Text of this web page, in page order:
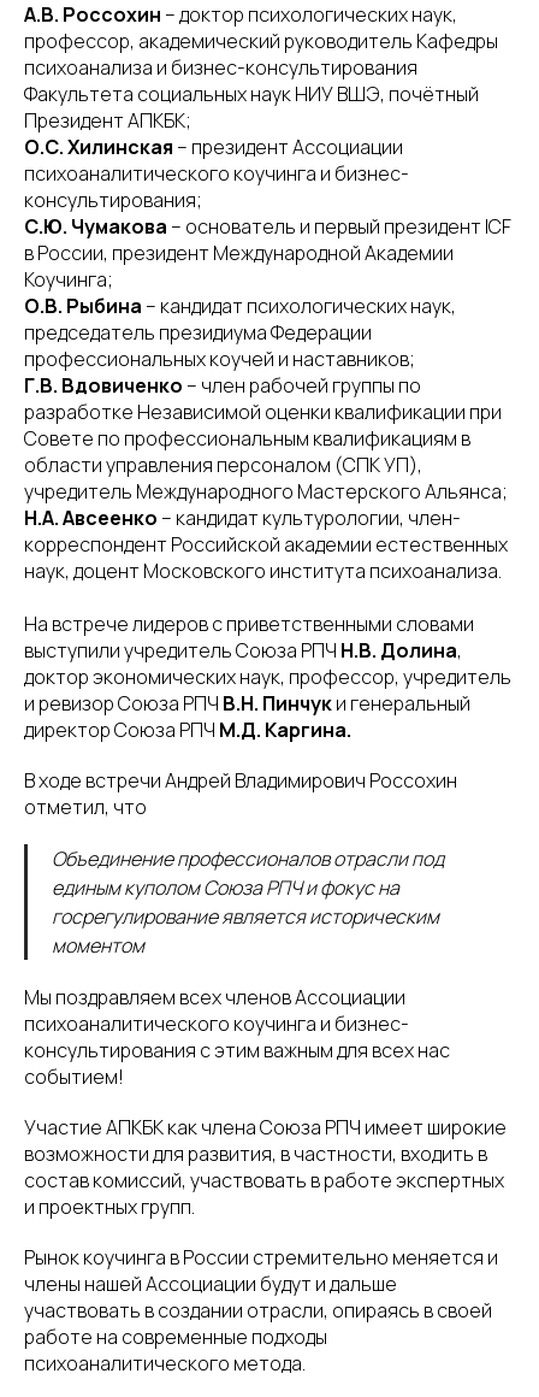
А.В. Россохин – доктор психологических наук,
профессор, академический руководитель Кафедры
психоанализа и бизнес-консультирования
Факультета социальных наук НИУ ВШЭ, почётный
Президент АПКБК;
О.С. Хилинская – президент Ассоциации
психоаналитического коучинга и бизнес-
консультирования;
С.Ю. Чумакова – основатель и первый президент ICF
в России, президент Международной Академии
Коучинга;
О.В. Рыбина – кандидат психологических наук,
председатель президиума Федерации
профессиональных коучей и наставников;
Г.В. Вдовиченко – член рабочей группы по
разработке Независимой оценки квалификации при
Совете по профессиональным квалификациям в
области управления персоналом (СПК УП),
учредитель Международного Мастерского Альянса;
Н.А. Авсеенко – кандидат культурологии, член-
корреспондент Российской академии естественных
наук, доцент Московского института психоанализа.
На встрече лидеров с приветственными словами
выступили учредитель Союза РПЧ Н.В. Долина,
доктор экономических наук, профессор, учредитель
и ревизор Союза РПЧ В.Н. Пинчуки генеральный
директор Союза РПЧ М.Д. Каргина.
В ходе встречи Андрей Владимирович Россохин
отметил, что
Объединение профессионалов отрасли под
единым куполом Союза РПЧ и фокус на
госрегулирование является историческим
моментом
Мы поздравляем всех членов Ассоциации
психоаналитического коучинга и бизнес-
консультирования с этим важным для всех нас
событием!
Участие АПКБК как члена Союза РПЧ имеет широкие
возможности для развития, в частности, входить в
состав комиссий, участвовать в работе экспертных
и проектных групп.
Рынок коучинга в России стремительно меняется и
члены нашей Ассоциации будут и дальше
участвовать в создании отрасли, опираясь в своей
работе на современные подходы
психоаналитического метода.